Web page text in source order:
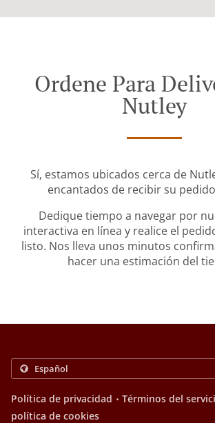
Ordene Para
Nutley
Sí, estamos ubicados cerca de
encantados de recibir su
Dedique tiempo a navegar por
interactiva en línea y realice el
listo. Nos lleva unos minutos
hacer una estimación del
Política de privacidad . Términos del
política de cookies